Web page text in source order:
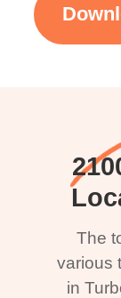
The
various
in